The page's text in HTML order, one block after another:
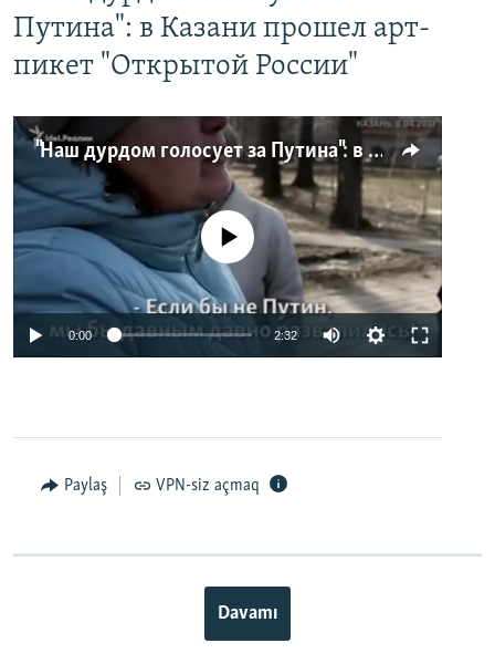
Путина": в Казани прошел арт-
пикет "Открытой России"
"Наш дурдом голосует за Путина": в Казани прошел арт-пикет "Открытой России"
No media source currently available
0:00 2:32
Paylaş VPN-siz açmaq
Davamı